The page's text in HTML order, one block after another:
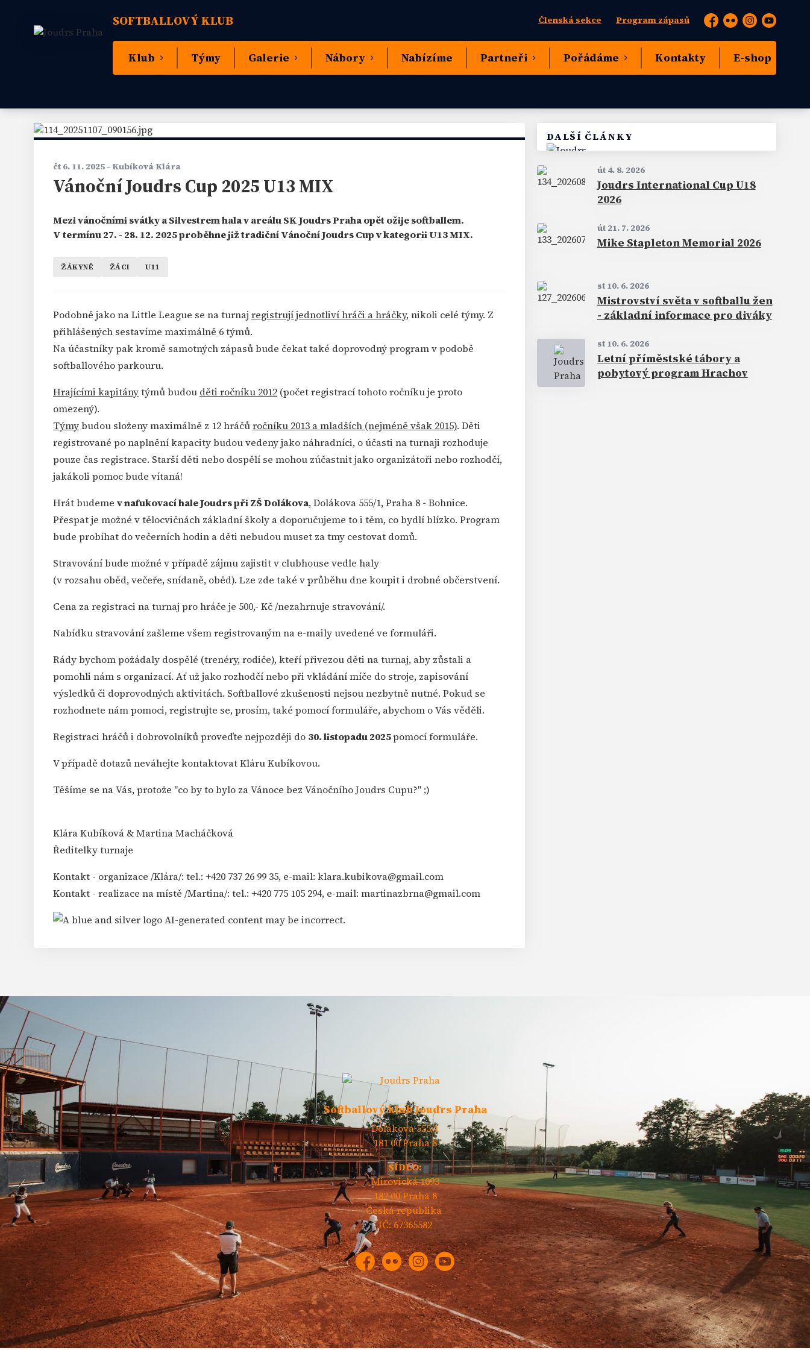
SOFTBALLOVÝ KLUB Členská sekce Program zápasů Facebook
FlickrInstagram
YouTube
Klub Týmy Galerie Nábory Nabízíme Partneři Pořádáme Kontakty E-shop
DALŠÍ ČLÁNKY
út 4. 8. 2026
Joudrs International Cup U18
2026
út 21. 7. 2026
Mike Stapleton Memorial 2026
st 10. 6. 2026
Mistrovství světa v softballu žen
- základní informace pro diváky
st 10. 6. 2026
Letní příměstské tábory a
pobytový program Hrachov
čt 6. 11. 2025 - Kubíková Klára
Vánoční Joudrs Cup 2025 U13 MIX
Mezi vánočními svátky a Silvestrem hala v areálu SK Joudrs Praha opět ožije softballem.
V termínu 27. - 28. 12. 2025 proběhne již tradiční Vánoční Joudrs Cup v kategorii U13 MIX.
ŽÁKYNĚ ŽÁCI U11
Podobně jako na Little League se na turnaj registrují jednotliví hráči a hráčky, nikoli celé týmy. Z
přihlášených sestavíme maximálně 6 týmů.
Na účastníky pak kromě samotných zápasů bude čekat také doprovodný program v podobě
softballového parkouru.
Hrajícími kapitánytýmů budou děti ročníku 2012 (počet registrací tohoto ročníku je proto
omezený).
Týmybudou složeny maximálně z 12 hráčůročníku 2013 a mladších (nejméně však 2015). Děti
registrované po naplnění kapacity budou vedeny jako náhradníci, o účasti na turnaji rozhoduje
pouze čas registrace. Starší děti nebo dospělí se mohou zúčastnit jako organizátoři nebo rozhodčí,
jakákoli pomoc bude vítaná!
Hrát budeme v nafukovací hale Joudrs při ZŠ Dolákova, Dolákova 555/1, Praha 8 - Bohnice.
Přespat je možné v tělocvičnách základní školy a doporučujeme to i těm, co bydlí blízko. Program
bude probíhat do večerních hodin a děti nebudou muset za tmy cestovat domů.
Stravování bude možné v případě zájmu zajistit v clubhouse vedle haly
(v rozsahu oběd, večeře, snídaně, oběd). Lze zde také v průběhu dne koupit i drobné občerstvení.
Cena za registraci na turnaj pro hráče je 500,- Kč /nezahrnuje stravování/.
Nabídku stravování zašleme všem registrovaným na e-maily uvedené ve formuláři.
Rády bychom požádaly dospělé (trenéry, rodiče), kteří přivezou děti na turnaj, aby zůstali a
pomohli nám s organizací. Ať už jako rozhodčí nebo při vkládání míče do stroje, zapisování
výsledků či doprovodných aktivitách. Softballové zkušenosti nejsou nezbytně nutné. Pokud se
rozhodnete nám pomoci, registrujte se, prosím, také pomocí formuláře, abychom o Vás věděli.
Registraci hráčů i dobrovolníků proveďte nejpozději do 30. listopadu 2025pomocíformuláře.
V případě dotazů neváhejte kontaktovat Kláru Kubíkovou.
Těšíme se na Vás, protože "co by to bylo za Vánoce bez Vánočního Joudrs Cupu?" ;)
Klára Kubíková & Martina Macháčková
Ředitelky turnaje
Kontakt - organizace /Klára/: tel.: +420 737 26 99 35, e-mail: klara.kubikova@gmail.com
Kontakt - realizace na místě /Martina/: tel.: +420 775 105 294, e-mail: martinazbrna@gmail.com
Softballový klub Joudrs Praha
Dolákova 555/1
181 00 Praha 8
SÍDLO:
Mirovická 1093
182 00 Praha 8
Česká republika
IČ: 67365582
Facebook
FlickrInstagramYouTube